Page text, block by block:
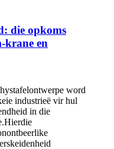
die opkoms
krane en
word
industrieë vir hul
in die